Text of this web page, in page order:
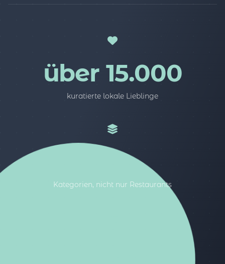
über 15.000
kuratierte lokale Lieblinge
Kategorien, nicht nur Restaurants